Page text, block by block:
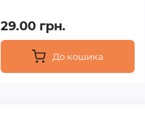
29.00 грн.
До кошика